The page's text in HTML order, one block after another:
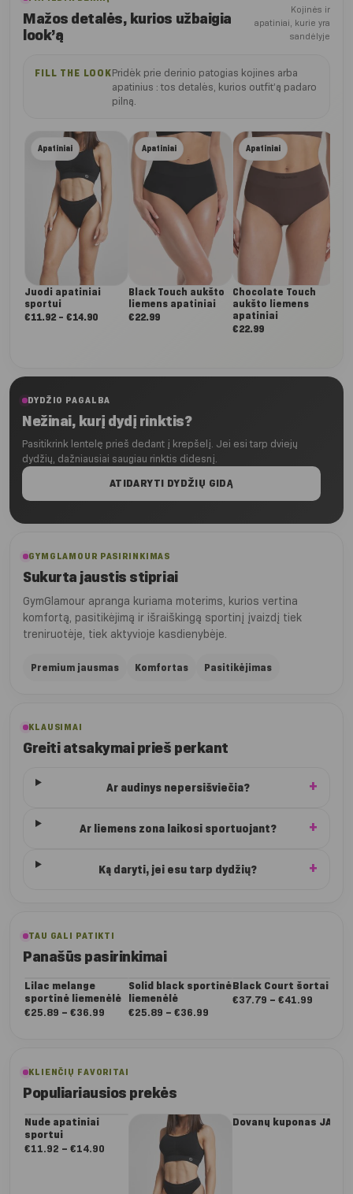
Mažos detalės, kurios užbaigia
look’ą
Kojinės ir
apatiniai, kurie yra
sandėlyje
FILL THE LOOKPridėk prie derinio patogias kojines arba
apatinius : tos detalės, kurios outfit’ą padaro
pilną.
Apatiniai
Juodi apatiniai
sportui
€11.92 – €14.90Nuo:
Apatiniai
Black Touch aukšto
liemens apatiniai
€22.99
Apatiniai
Chocolate Touch
aukšto liemens
apatiniai
€22.99
DYDŽIO PAGALBA
Nežinai, kurį dydį rinktis?
Pasitikrink lentelę prieš dedant į krepšelį. Jei esi tarp dviejų
dydžių, dažniausiai saugiau rinktis didesnį.
ATIDARYTI DYDŽIŲ GIDĄ
GYMGLAMOUR PASIRINKIMAS
Sukurta jaustis stipriai
GymGlamour apranga kuriama moterims, kurios vertina
komfortą, pasitikėjimą ir išraiškingą sportinį įvaizdį tiek
treniruotėje, tiek aktyvioje kasdienybėje.
Premium jausmas Komfortas Pasitikėjimas
KLAUSIMAI
Greiti atsakymai prieš perkant
Ar audinys nepersišviečia?
Ar liemens zona laikosi sportuojant?
Ką daryti, jei esu tarp dydžių?
TAU GALI PATIKTI
Panašūs pasirinkimai
Lilac melange
sportinė liemenėlė
€25.89 – €36.99
Solid black sportinė
liemenėlė
€25.89 – €36.99
Black Court šortai
€37.79 – €41.99
KLIENČIŲ FAVORITAI
Populiariausios prekės
Nude apatiniai
sportui
€11.92 – €14.90
Dovanų kuponas JAI